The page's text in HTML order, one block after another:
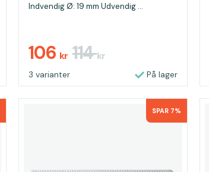
Indvendig Ø: 19 mm Udvendig ...
106 kr 114kr
3 varianter På lager
SPAR 7%